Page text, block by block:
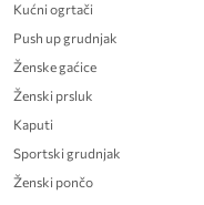
Kućni ogrtači
Push up grudnjak
Ženske gaćice
Ženski prsluk
Kaputi
Sportski grudnjak
Ženski pončo